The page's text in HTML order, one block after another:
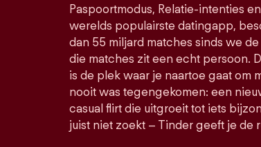
Paspoortmodus, Relatie-intenties
werelds populairste datingapp,
dan 55 miljard matches sinds we
die matches zit een echt persoon.
is de plek waar je naartoe gaat om
nooit was tegengekomen: een
casual flirt die uitgroeit tot iets
juist niet zoekt – Tinder geeft je de